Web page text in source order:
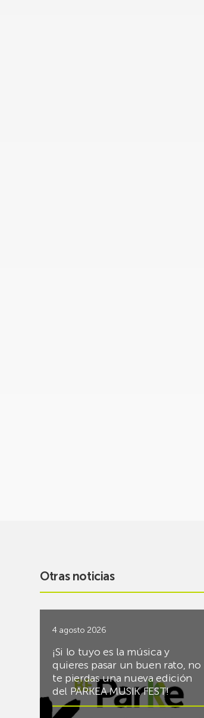
Otras noticias
4 agosto 2026
¡Si lo tuyo es la música y
quieres pasar un buen rato, no
te pierdas una nueva edición
del PARKEA MUSIK FEST!